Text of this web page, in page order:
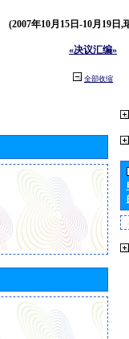
(2007年10月15日-10月19日,
«决议汇编»
全部收缩